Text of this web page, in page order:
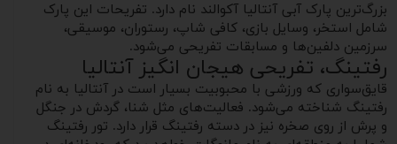
بزرگ‌ترین پارک آبی آنتالیا آکوالند نام دارد. تفریحات این پارک
شامل استخر، وسایل بازی، کافی شاپ، رستوران، موسیقی،
سرزمین دلفین‌ها و مسابقات تفریحی می‌شود.
رفتینگ، تفریحی هیجان انگیز آنتالیا
قایق‌سواری که ورزشی با محبوبیت بسیار است در آنتالیا به نام
رفتینگ شناخته می‌شود. فعالیت‌های مثل شنا، گردش در جنگل
و پرش از روی صخره نیز در دسته رفتینگ قرار دارد. تور رفتینگ